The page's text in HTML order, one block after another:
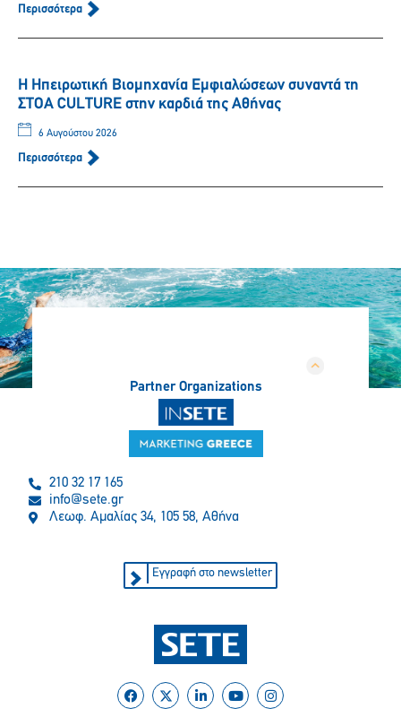
Περισσότερα
Η Ηπειρωτική Βιομηχανία Εμφιαλώσεων συναντά τη
ΣΤΟΑ CULTURE στην καρδιά της Αθήνας
6 Αυγούστου 2026
Περισσότερα
Partner Organizations
210 32 17 165
info@sete.gr
Λεωφ. Αμαλίας 34, 105 58, Αθήνα
Εγγραφή στο newsletter